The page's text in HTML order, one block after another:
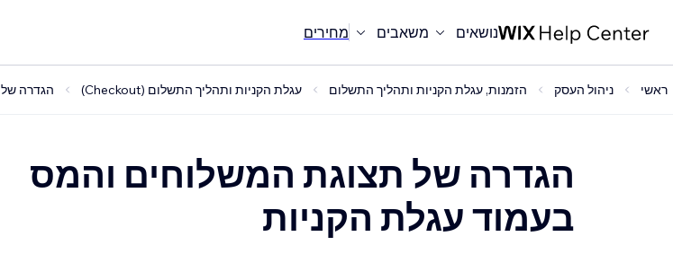
נושאים משאבים מחירים
ראשי ניהול העסק הזמנות, עגלת הקניות ותהליך התשלום עגלת הקניות ותהליך התשלום (Checkout) הגדרה
הגדרה של תצוגת המשלוחים והמס
בעמוד עגלת הקניות